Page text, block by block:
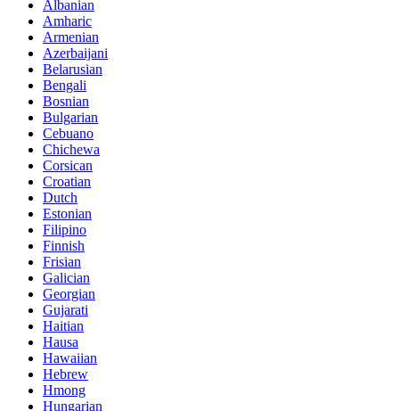
Albanian
Amharic
Armenian
Azerbaijani
Belarusian
Bengali
Bosnian
Bulgarian
Cebuano
Chichewa
Corsican
Croatian
Dutch
Estonian
Filipino
Finnish
Frisian
Galician
Georgian
Gujarati
Haitian
Hausa
Hawaiian
Hebrew
Hmong
Hungarian